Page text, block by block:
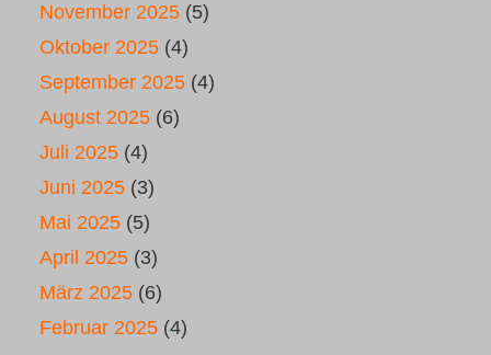
November 2025 (5)
Oktober 2025 (4)
September 2025 (4)
August 2025 (6)
Juli 2025 (4)
Juni 2025 (3)
Mai 2025 (5)
April 2025 (3)
März 2025 (6)
Februar 2025 (4)